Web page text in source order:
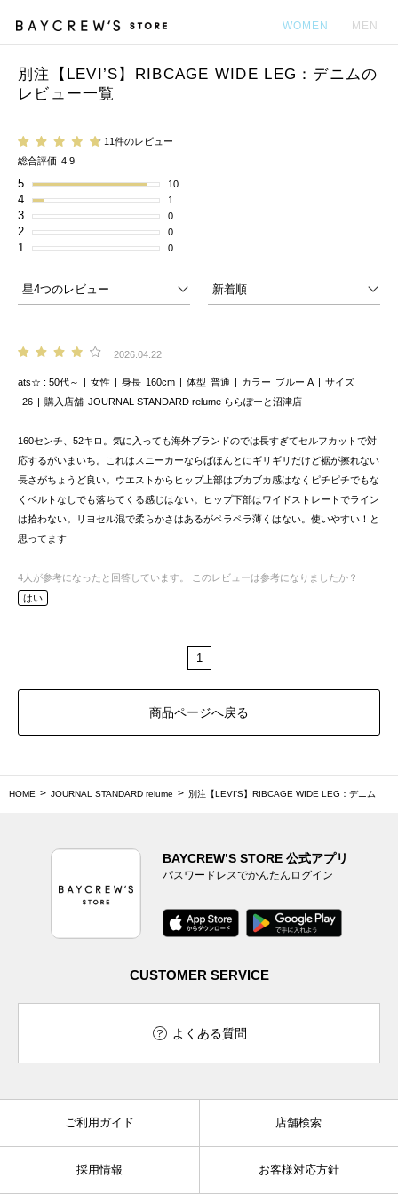
WOMEN MEN
別注【LEVI’S】RIBCAGE WIDE LEG：デニムの
レビュー一覧
11件のレビュー
総合評価 4.9
5 10
4 1
3 0
2 0
1 0
2026.04.22
ats☆ 50代～ 女性 身長 160cm 体型 普通 カラー ブルー A
サイズ
26
購入店舗 JOURNAL STANDARD relume ららぽーと沼津店
160センチ、52キロ。気に入っても海外ブランドのでは長すぎてセルフカットで対
応するがいまいち。これはスニーカーならばほんとにギリギリだけど裾が擦れない
長さがちょうど良い。ウエストからヒップ上部はブカブカ感はなくピチピチでもな
くベルトなしでも落ちてくる感じはない。ヒップ下部はワイドストレートでライン
は拾わない。リヨセル混で柔らかさはあるがペラペラ薄くはない。使いやすい！と
思ってます
4 人が参考になったと回答しています。
このレビューは参考になりましたか？
はい
1
商品ページへ戻る
HOME JOURNAL STANDARD relume 別注【LEVI’S】RIBCAGE WIDE LEG：デニム
BAYCREW’S STORE 公式アプリ
パスワードレスでかんたんログイン
CUSTOMER SERVICE
よくある質問
ご利用ガイド 店舗検索
採用情報 お客様対応方針